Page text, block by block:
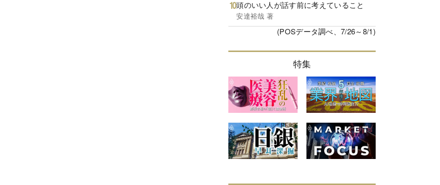
頭のいい人が話す前に考えていること
安達裕哉 著
(POSデータ調べ、7/26～8/1)
特集